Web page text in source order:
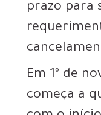
prazo para
Em 1º de
começa a